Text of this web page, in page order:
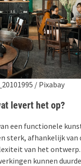
/ Pixabay
levert het op?
een functionele
sterk, afhankelijk van
van het ontwerp.
kunnen